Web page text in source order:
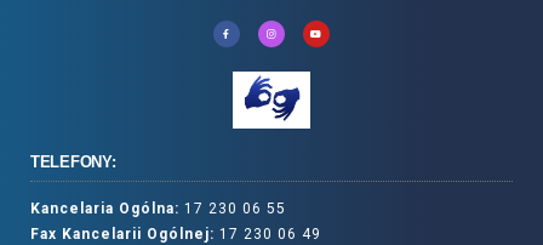
TELEFONY:
Kancelaria Ogólna: 17 230 06 55
Fax Kancelarii Ogólnej: 17 230 06 49